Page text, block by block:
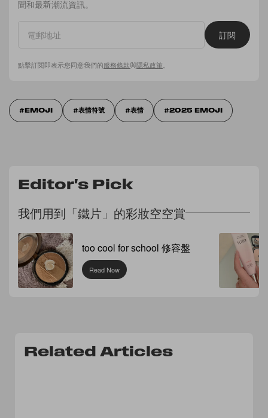
聞和最新潮流資訊。
訂閱
點擊訂閱即表示您同意我們的服務條款與隱私政策
EMOJI 表情符號 表情 2025 EMOJI
Editor's Pick
我們用到「鐵片」的彩妝空空賞
too cool for school 修容盤
Read Now
Related Articles